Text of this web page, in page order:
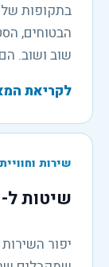
בתקופות
הבטוחים,
שוב ושוב.
לקריאת
שירות
שיטות
יפור